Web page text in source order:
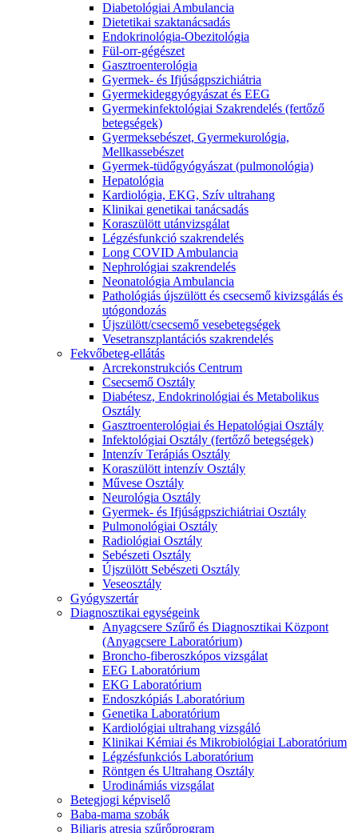
Diabetológiai Ambulancia
Dietetikai szaktanácsadás
Endokrinológia-Obezitológia
Fül-orr-gégészet
Gasztroenterológia
Gyermek- és Ifjúságpszichiátria
Gyermekideggyógyászat és EEG
Gyermekinfektológiai Szakrendelés (fertőző
betegségek)
Gyermeksebészet, Gyermekurológia,
Mellkassebészet
Gyermek-tüdőgyógyászat (pulmonológia)
Hepatológia
Kardiológia, EKG, Szív ultrahang
Klinikai genetikai tanácsadás
Koraszülött utánvizsgálat
Légzésfunkció szakrendelés
Long COVID Ambulancia
Nephrológiai szakrendelés
Neonatológia Ambulancia
Pathológiás újszülött és csecsemő kivizsgálás és
utógondozás
Újszülött/csecsemő vesebetegségek
Vesetranszplantációs szakrendelés
Fekvőbeteg-ellátás
Arcrekonstrukciós Centrum
Csecsemő Osztály
Diabétesz, Endokrinológiai és Metabolikus
Osztály
Gasztroenterológiai és Hepatológiai Osztály
Infektológiai Osztály (fertőző betegségek)
Intenzív Terápiás Osztály
Koraszülött intenzív Osztály
Művese Osztály
Neurológia Osztály
Gyermek- és Ifjúságpszichiátriai Osztály
Pulmonológiai Osztály
Radiológiai Osztály
Sebészeti Osztály
Újszülött Sebészeti Osztály
Veseosztály
Gyógyszertár
Diagnosztikai egységeink
Anyagcsere Szűrő és Diagnosztikai Központ
(Anyagcsere Laboratórium)
Broncho-fiberoszkópos vizsgálat
EEG Laboratórium
EKG Laboratórium
Endoszkópiás Laboratórium
Genetika Laboratórium
Kardiológiai ultrahang vizsgáló
Klinikai Kémiai és Mikrobiológiai Laboratórium
Légzésfunkciós Laboratórium
Röntgen és Ultrahang Osztály
Urodinámiás vizsgálat
Betegjogi képviselő
Baba-mama szobák
Biliaris atresia szűrőprogram